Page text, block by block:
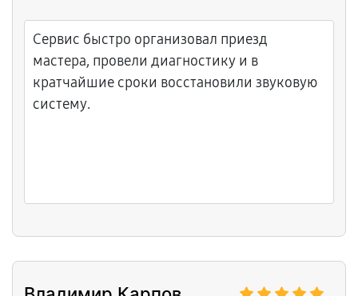
Сервис быстро организовал приезд
мастера, провели диагностику и в
кратчайшие сроки восстановили звуковую
систему.